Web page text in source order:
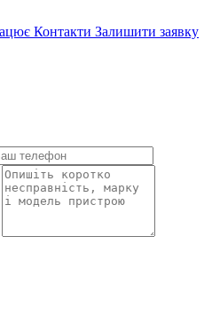
Контакти Залишити заявку